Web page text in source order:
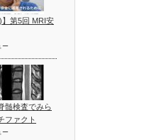
)】第5回 MRI安
ー
髄検査でみら
ファクト
ー